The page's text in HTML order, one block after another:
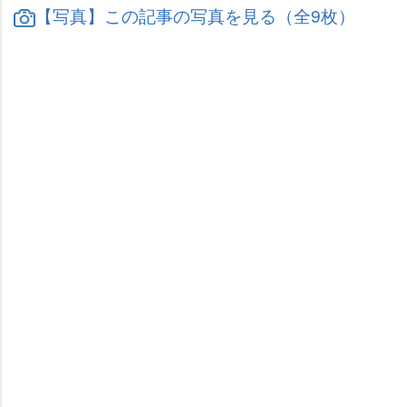
【写真】この記事の写真を見る（全9枚）